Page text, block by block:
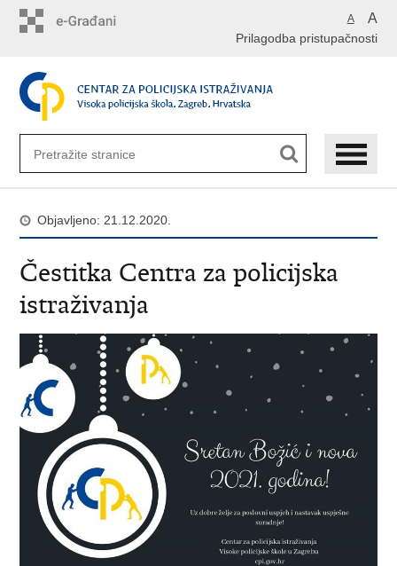
A A
Prilagodba pristupačnosti
Objavljeno: 21.12.2020.
Čestitka Centra za policijska
istraživanja